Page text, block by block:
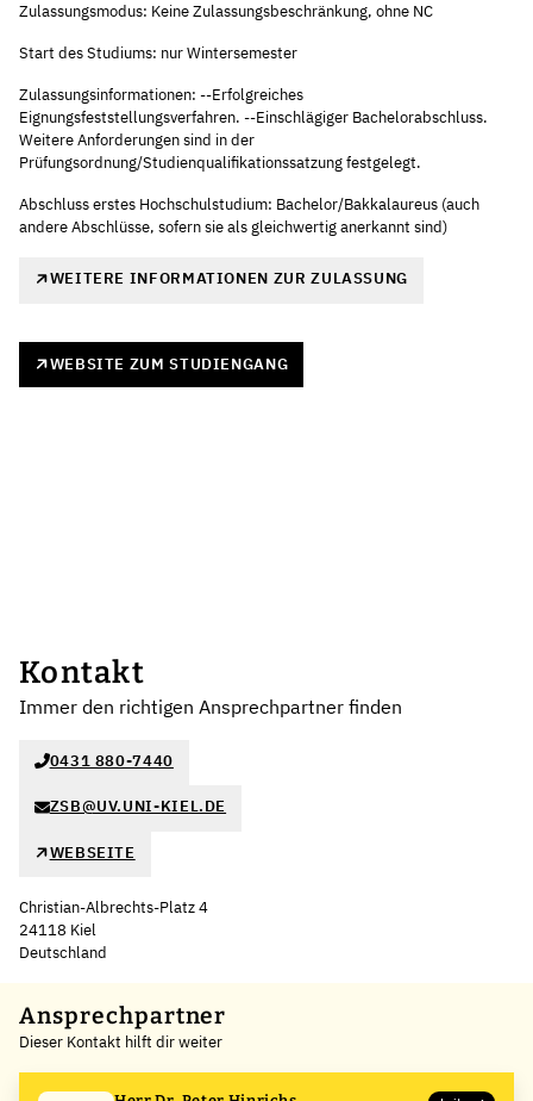
Zulassungsmodus: Keine Zulassungsbeschränkung, ohne NC
Start des Studiums: nur Wintersemester
Zulassungsinformationen: --Erfolgreiches
Eignungsfeststellungsverfahren. --Einschlägiger Bachelorabschluss.
Weitere Anforderungen sind in der
Prüfungsordnung/Studienqualifikationssatzung festgelegt.
Abschluss erstes Hochschulstudium: Bachelor/Bakkalaureus (auch
andere Abschlüsse, sofern sie als gleichwertig anerkannt sind)
WEITERE INFORMATIONEN ZUR ZULASSUNG
WEBSITE ZUM STUDIENGANG
Kontakt
Immer den richtigen Ansprechpartner finden
0431 880-7440
ZSB@UV.UNI-KIEL.DE
WEBSEITE
Christian-Albrechts-Platz 4
24118 Kiel
Deutschland
+
−
Ansprechpartner
Dieser Kontakt hilft dir weiter